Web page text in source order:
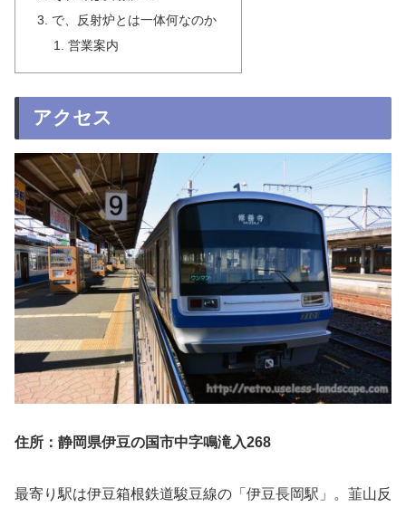
で、反射炉とは一体何なのか
営業案内
アクセス
住所：静岡県伊豆の国市中字鳴滝入268
最寄り駅は伊豆箱根鉄道駿豆線の「伊豆長岡駅」。韮山反